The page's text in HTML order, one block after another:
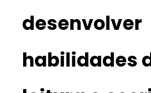
desenvolver
habilidades